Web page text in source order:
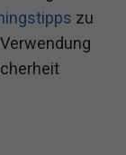
zu